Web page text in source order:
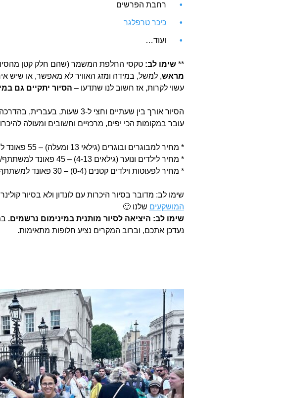
רחבת הפרשים
כיכר טרפלגר
ועוד…
**שימו לב:טקסי החלפת המשמר (שהם חלק קטן מהסיור
מראש, למשל, במידה ומזג האוויר לא מאפשר, או שיש
עשוי לקרות, אז חשוב לנו שתדעו – הסיור יתקיים גם
הסיור אורך בין שעתיים וחצי
עובר במקומות הכי יפים, מרכזיים וחשובים ומעולה
* מחיר למבוגרים ובוגרים (גילאי 13 ומעלה) – 55 פאונד למשתתף/ת
* מחיר לילדים ונוער (גילאים 4-13) – 45 פאונד למשתתף/ת
* מחיר לפעוטות וילדים קטנים (0-4) – 30 פאונד למשתתף/ת
שימו לב: מדובר בסיור היכרות עם לונדון ולא בסיור
המושקעים שלנו 🙂
שימו לב: היציאה לסיור מותנית במינימום נרשמים.
נעדכן אתכם, וברוב המקרים נציע חלופות מתאימות.